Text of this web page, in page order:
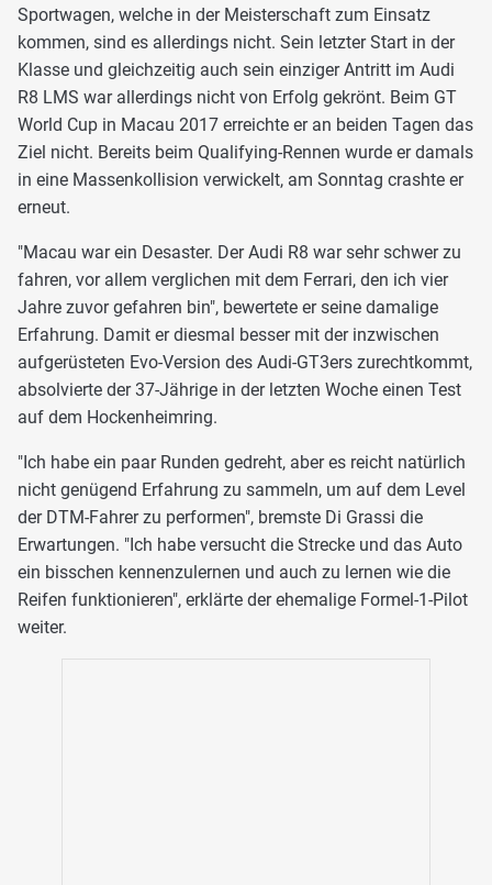
Sportwagen, welche in der Meisterschaft zum Einsatz
kommen, sind es allerdings nicht. Sein letzter Start in der
Klasse und gleichzeitig auch sein einziger Antritt im Audi
R8 LMS war allerdings nicht von Erfolg gekrönt. Beim GT
World Cup in Macau 2017 erreichte er an beiden Tagen das
Ziel nicht. Bereits beim Qualifying-Rennen wurde er damals
in eine Massenkollision verwickelt, am Sonntag crashte er
erneut.
"Macau war ein Desaster. Der Audi R8 war sehr schwer zu
fahren, vor allem verglichen mit dem Ferrari, den ich vier
Jahre zuvor gefahren bin", bewertete er seine damalige
Erfahrung. Damit er diesmal besser mit der inzwischen
aufgerüsteten Evo-Version des Audi-GT3ers zurechtkommt,
absolvierte der 37-Jährige in der letzten Woche einen Test
auf dem Hockenheimring.
"Ich habe ein paar Runden gedreht, aber es reicht natürlich
nicht genügend Erfahrung zu sammeln, um auf dem Level
der DTM-Fahrer zu performen", bremste Di Grassi die
Erwartungen. "Ich habe versucht die Strecke und das Auto
ein bisschen kennenzulernen und auch zu lernen wie die
Reifen funktionieren", erklärte der ehemalige Formel-1-Pilot
weiter.